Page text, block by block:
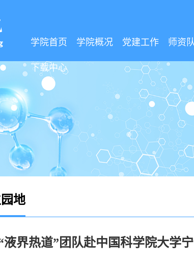
学院首页 学院概况 党建工作 师资
下载中心
地
液界热道”团队赴中国科学院大学